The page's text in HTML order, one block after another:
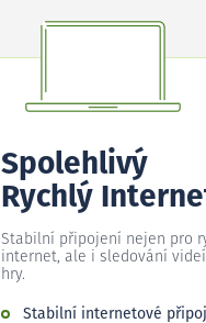
Spolehlivý
Rychlý
Stabilní připojení nejen pro
internet, ale i sledování videí
hry.
Stabilní internetové